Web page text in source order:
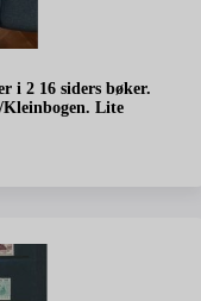
i 2 16 siders bøker.
Lite